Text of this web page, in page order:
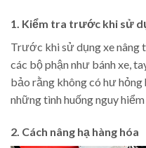
1. Kiểm tra trước khi sử
Trước khi sử dụng xe nâng
các bộ phận như bánh xe,
bảo rằng không có hư hỏng
những tình huống nguy
2. Cách nâng hạ hàng hóa